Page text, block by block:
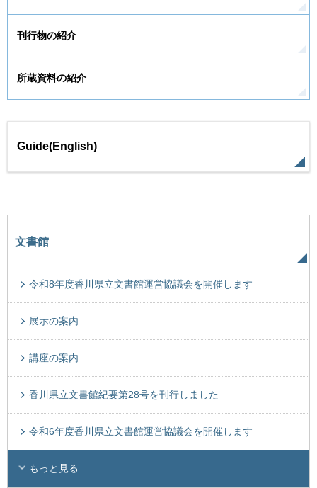
刊行物の紹介
所蔵資料の紹介
Guide(English)
文書館
令和8年度香川県立文書館運営協議会を開催します
展示の案内
講座の案内
香川県立文書館紀要第28号を刊行しました
令和6年度香川県立文書館運営協議会を開催します
もっと見る